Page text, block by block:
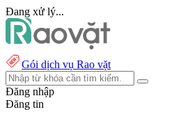
Đang xử lý...
Gói dịch vụ Rao vặt
Đăng nhập
Đăng tin